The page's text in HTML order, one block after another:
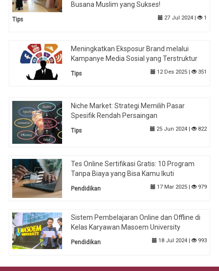
Busana Muslim yang Sukses!
Tips 27 Jul 2024 | 1
Meningkatkan Eksposur Brand melalui
Kampanye Media Sosial yang Terstruktur
Tips 12 Des 2025 | 351
Niche Market: Strategi Memilih Pasar
Spesifik Rendah Persaingan
Tips 25 Jun 2024 | 822
Tes Online Sertifikasi Gratis: 10 Program
Tanpa Biaya yang Bisa Kamu Ikuti
Pendidikan 17 Mar 2025 | 979
Sistem Pembelajaran Online dan Offline di
Kelas Karyawan Masoem University
Pendidikan 18 Jul 2024 | 993